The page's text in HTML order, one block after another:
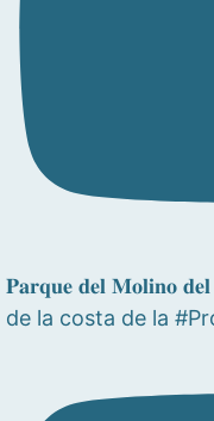
𝐏𝐚𝐫𝐪𝐮𝐞 𝐝𝐞𝐥 𝐌𝐨𝐥𝐢𝐧𝐨
de la costa de la